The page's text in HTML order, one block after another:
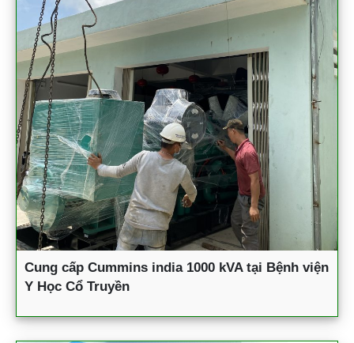
Cung cấp Cummins india 1000 kVA tại Bệnh viện
Y Học Cổ Truyền